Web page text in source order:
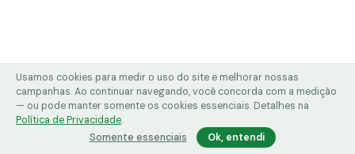
Usamos cookies para medir o uso do site e melhorar nossas
campanhas. Ao continuar navegando, você concorda com a medição
— ou pode manter somente os cookies essenciais. Detalhes na
Política de Privacidade.
Somente essenciais
Ok, entendi